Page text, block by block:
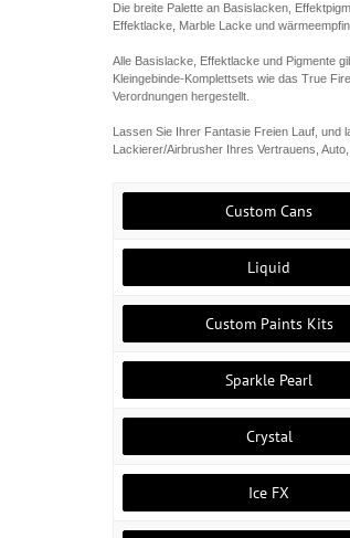
Die breite Palette an Basislacken,
Effektlacke, Marble Lacke und
Alle Basislacke, Effektlacke und Pigmente
Kleingebinde-Komplettsets wie das True
Verordnungen hergestellt.
Lassen Sie Ihrer Fantasie Freien Lauf, und
Lackierer/Airbrusher Ihres Vertrauens,
Custom Cans
Liquid
Custom Paints Kits
Sparkle Pearl
Crystal
Ice FX